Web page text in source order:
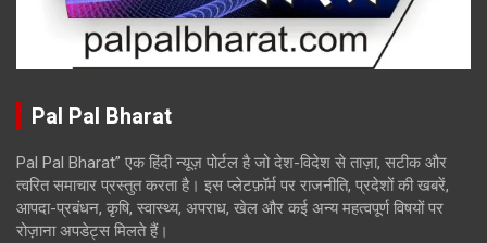
Pal Pal Bharat
Pal Pal Bharat” एक हिंदी न्यूज़ पोर्टल है जो देश-विदेश से ताज़ा, सटीक और
त्वरित समाचार प्रस्तुत करता है। इस प्लेटफ़ॉर्म पर राजनीति, प्रदेशों की खबरें,
आपदा-प्रबंधन, कृषि, स्वास्थ्य, अपराध, खेल और कई अन्य महत्वपूर्ण विषयों पर
रोज़ाना अपडेट्स मिलते हैं।